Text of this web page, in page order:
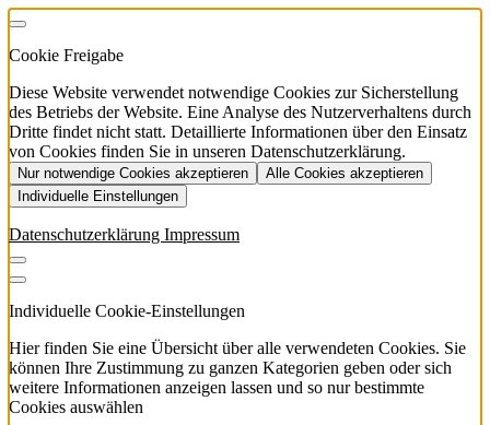
Cookie Freigabe
Diese Website verwendet notwendige Cookies zur Sicherstellung
des Betriebs der Website. Eine Analyse des Nutzerverhaltens durch
Dritte findet nicht statt. Detaillierte Informationen über den Einsatz
von Cookies finden Sie in unseren Datenschutzerklärung.
Nur notwendige Cookies akzeptieren
Alle Cookies akzeptieren
Individuelle Einstellungen
Datenschutzerklärung Impressum
Individuelle Cookie-Einstellungen
Hier finden Sie eine Übersicht über alle verwendeten Cookies. Sie
können Ihre Zustimmung zu ganzen Kategorien geben oder sich
weitere Informationen anzeigen lassen und so nur bestimmte
Cookies auswählen